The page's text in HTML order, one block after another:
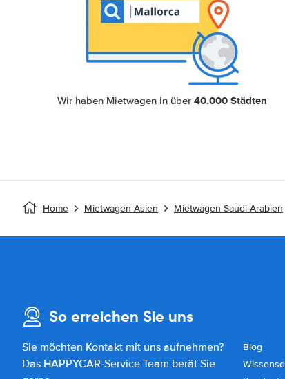
Wir haben Mietwagen in über40.000 Städten
Home Mietwagen Asien Mietwagen Saudi-Arabien
So erreichen Sie uns
Sie möchten Kontakt mit uns aufnehmen?
Das HAPPYCAR-Service Team berät Sie
Blog